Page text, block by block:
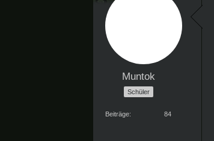
Muntok
Schüler
Beiträge 84